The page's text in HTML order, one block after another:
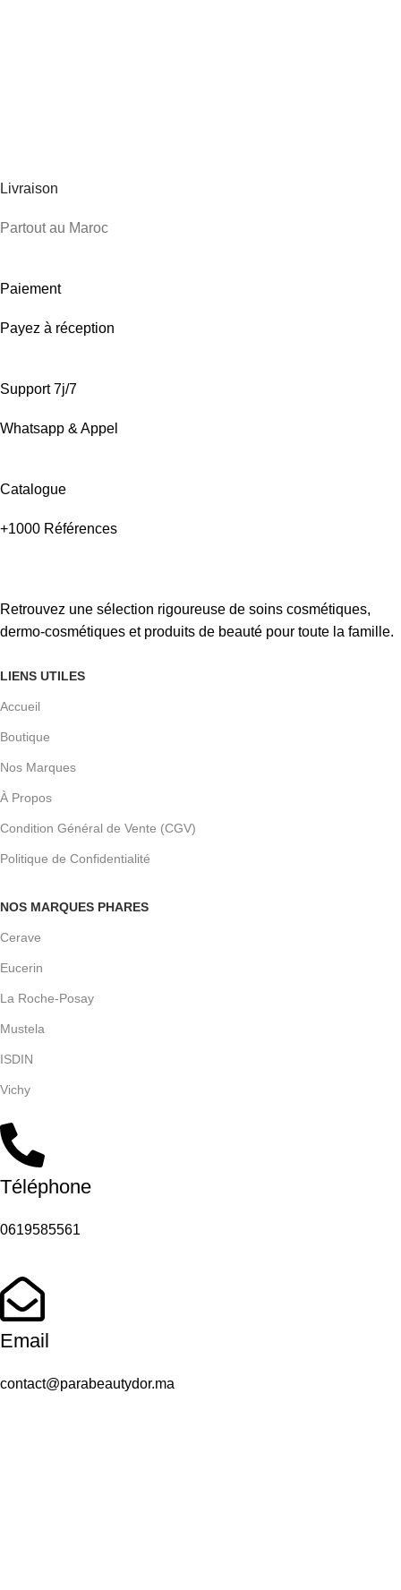
Livraison
Partout au Maroc
Paiement
Payez à réception
Support 7j/7
Whatsapp & Appel
Catalogue
+1000 Références
Retrouvez une sélection rigoureuse de soins cosmétiques,
dermo-cosmétiques et produits de beauté pour toute la famille.
LIENS UTILES
Accueil
Boutique
Nos Marques
À Propos
Condition Général de Vente (CGV)
Politique de Confidentialité
NOS MARQUES PHARES
Cerave
Eucerin
La Roche-Posay
Mustela
ISDIN
Vichy
Téléphone
0619585561
Email
contact@parabeautydor.ma